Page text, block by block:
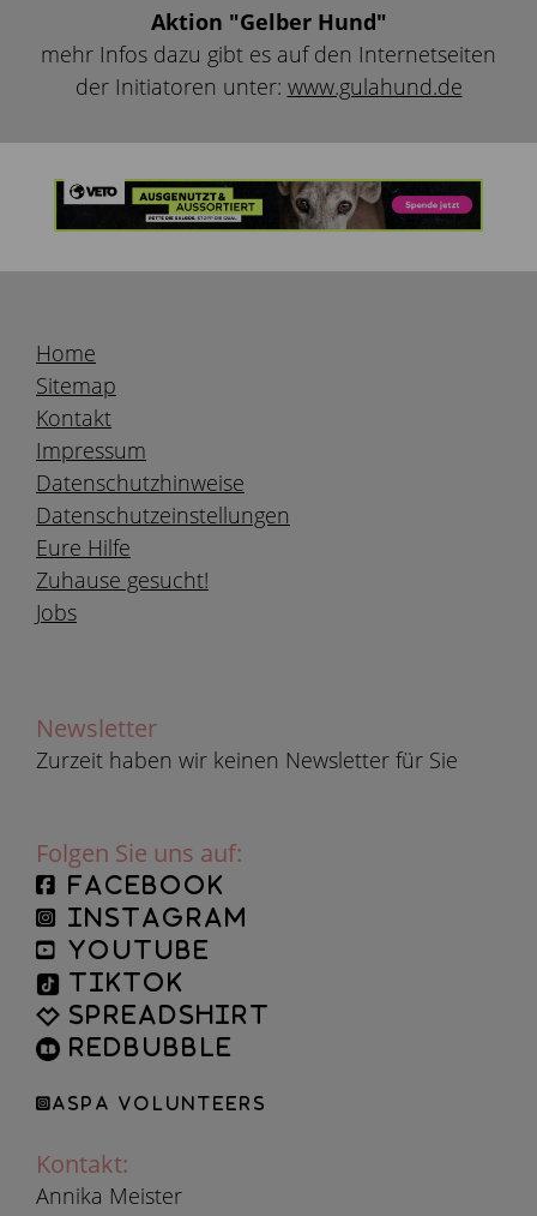
Aktion "Gelber Hund"
mehr Infos dazu gibt es auf den Internetseiten
der Initiatoren unter: www.gulahund.de
Home
Sitemap
Kontakt
Impressum
Datenschutzhinweise
Datenschutzeinstellungen
Eure Hilfe
Zuhause gesucht!
Jobs
Newsletter
Zurzeit haben wir keinen Newsletter für Sie
Folgen Sie uns auf:
facebook
instagram
YouTube
TikTok
Spreadshirt
Redbubble
ASPA Volunteers
Kontakt:
Annika Meister